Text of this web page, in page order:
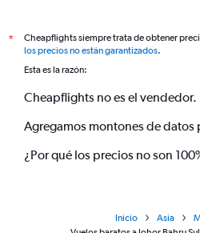
*
Cheapflights siempre trata de obtener
los precios no están garantizados.
Esta es la razón:
Cheapflights no es el vendedor.
Agregamos montones de datos
¿Por qué los precios no son
Inicio Asia